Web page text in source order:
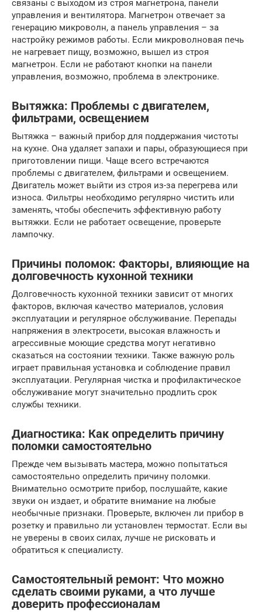
связаны с выходом из строя магнетрона, панели
управления и вентилятора. Магнетрон отвечает за
генерацию микроволн, а панель управления – за
настройку режимов работы. Если микроволновая печь
не нагревает пищу, возможно, вышел из строя
магнетрон. Если не работают кнопки на панели
управления, возможно, проблема в электронике.
Вытяжка: Проблемы с двигателем,
фильтрами, освещением
Вытяжка – важный прибор для поддержания чистоты
на кухне. Она удаляет запахи и пары, образующиеся при
приготовлении пищи. Чаще всего встречаются
проблемы с двигателем, фильтрами и освещением.
Двигатель может выйти из строя из-за перегрева или
износа. Фильтры необходимо регулярно чистить или
заменять, чтобы обеспечить эффективную работу
вытяжки. Если не работает освещение, проверьте
лампочку.
Причины поломок: Факторы, влияющие на
долговечность кухонной техники
Долговечность кухонной техники зависит от многих
факторов, включая качество материалов, условия
эксплуатации и регулярное обслуживание. Перепады
напряжения в электросети, высокая влажность и
агрессивные моющие средства могут негативно
сказаться на состоянии техники. Также важную роль
играет правильная установка и соблюдение правил
эксплуатации. Регулярная чистка и профилактическое
обслуживание могут значительно продлить срок
службы техники.
Диагностика: Как определить причину
поломки самостоятельно
Прежде чем вызывать мастера, можно попытаться
самостоятельно определить причину поломки.
Внимательно осмотрите прибор, послушайте, какие
звуки он издает, и обратите внимание на любые
необычные признаки. Проверьте, включен ли прибор в
розетку и правильно ли установлен термостат. Если вы
не уверены в своих силах, лучше не рисковать и
обратиться к специалисту.
Самостоятельный ремонт: Что можно
сделать своими руками, а что лучше
доверить профессионалам